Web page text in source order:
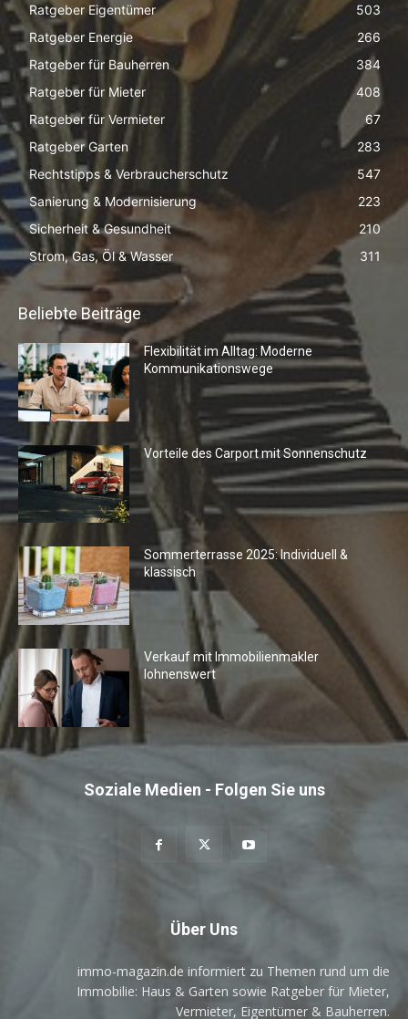
Ratgeber Eigentümer
503
Ratgeber Energie
266
Ratgeber für Bauherren
384
Ratgeber für Mieter
408
Ratgeber für Vermieter
67
Ratgeber Garten
283
Rechtstipps & Verbraucherschutz
547
Sanierung & Modernisierung
223
Sicherheit & Gesundheit
210
Strom, Gas, Öl & Wasser
311
Beliebte Beiträge
Flexibilität im Alltag: Moderne
Kommunikationswege
Vorteile des Carport mit Sonnenschutz
Sommerterrasse 2025: Individuell &
klassisch
Verkauf mit Immobilienmakler
lohnenswert
Soziale Medien - Folgen Sie uns
Über Uns
immo-magazin.de informiert zu Themen rund um die
Immobilie: Haus & Garten sowie Ratgeber für Mieter,
Vermieter, Eigentümer & Bauherren.